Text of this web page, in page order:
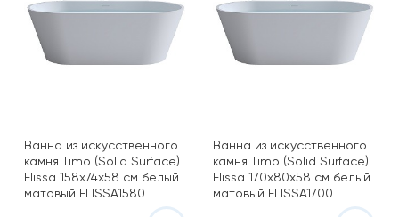
Ванна из искусственного
камня Timo (Solid Surface)
Elissa 158x74х58 см белый
матовый ELISSA1580
Ванна из искусственного
камня Timo (Solid Surface)
Elissa 170x80х58 см белый
матовый ELISSA1700